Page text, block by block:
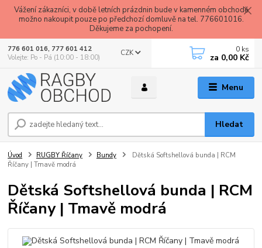
Vážení zákazníci, v době letních prázdnin bude v kamenném obchodě
možno nakoupit pouze po předchozí domluvě na tel. 776601016.
Děkujeme za pochopení.
Menu
CZK
Hledat
776 601 016, 777 601 412
Volejte: Po - Pá (10:00 - 18:00)
0 ks
za 0,00 Kč
Úvod RUGBY Říčany Bundy
Dětská Softshellová bunda | RCM
Říčany | Tmavě modrá
Dětská Softshellová bunda | RCM
Říčany | Tmavě modrá